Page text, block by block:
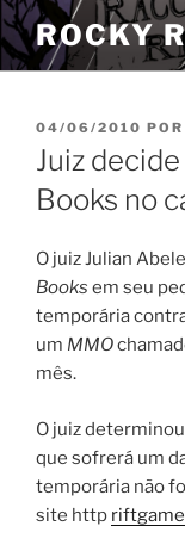
Pular
para
o
ROCKY
PUBLICADO
EM
04/06/2010 POR
Juiz
Books no
O juiz Julian
Books em seu
temporária
um MMO
mês.
O juiz
que sofrerá um
temporária não
site http